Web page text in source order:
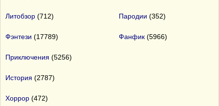
Литобзор (712)
Фэнтези (17789)
Приключения (5256)
История (2787)
Хоррор (472)
Пародии (352)
Фанфик(5966)